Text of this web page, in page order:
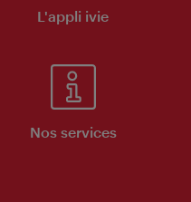
L'appli ivie
Nos services